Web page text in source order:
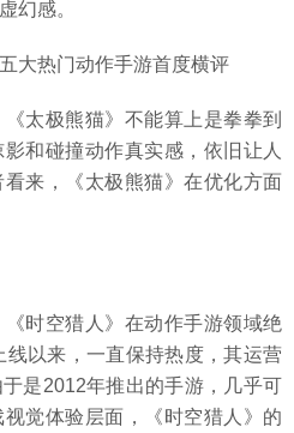
幻感。
太极熊猫》不能算上是拳拳到
和碰撞动作真实感，依旧让人
来，《太极熊猫》在优化方面
时空猎人》在动作手游领域绝
以来，一直保持热度，其运营
是2012年推出的手游，几乎可
觉体验层面，《时空猎人》的